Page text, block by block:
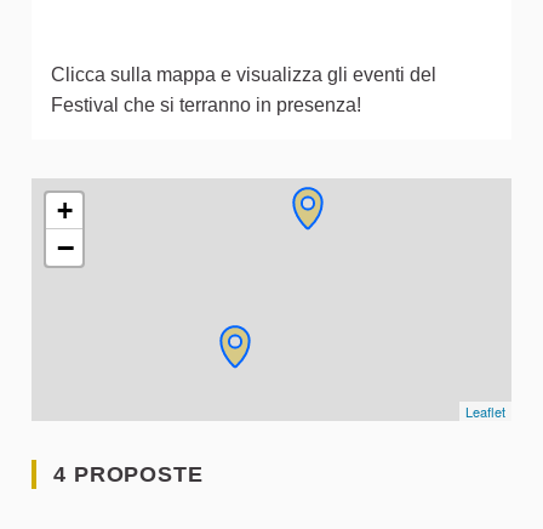
Clicca sulla mappa e visualizza gli eventi del
Festival che si terranno in presenza!
L'elemento seguente è una mappa che presenta gli
+
−
Leaflet
4 PROPOSTE